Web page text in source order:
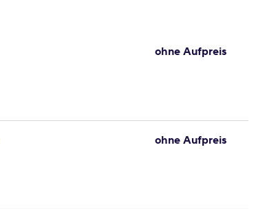
ohne Aufpreis
ohne Aufpreis